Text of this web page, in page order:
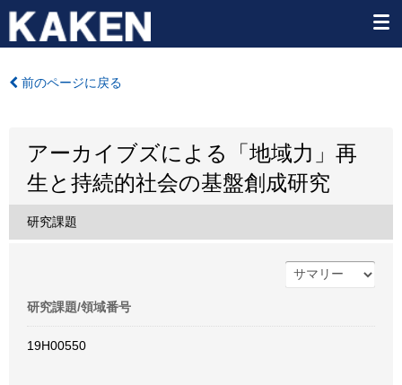
前のページに戻る
アーカイブズによる「地域力」再
生と持続的社会の基盤創成研究
研究課題
研究課題/領域番号
19H00550